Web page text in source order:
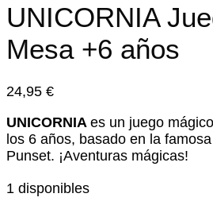
UNICORNIA
Mesa +6 años
24,95 €
UNICORNIA es un juego
los 6 años, basado en la
Punset. ¡Aventuras mágicas!
1 disponibles